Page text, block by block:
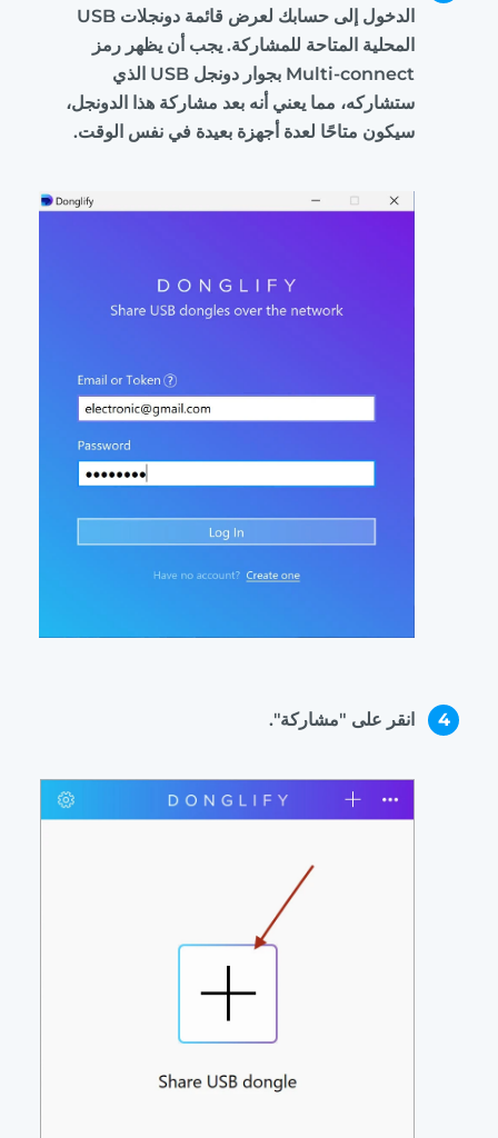
الدخول إلى حسابك لعرض قائمة دونجلات USB
المحلية المتاحة للمشاركة. يجب أن يظهر رمز
Multi-connect بجوار دونجل USB الذي
ستشاركه، مما يعني أنه بعد مشاركة هذا الدونجل،
سيكون متاحًا لعدة أجهزة بعيدة في نفس الوقت.
4 انقر على "مشاركة".